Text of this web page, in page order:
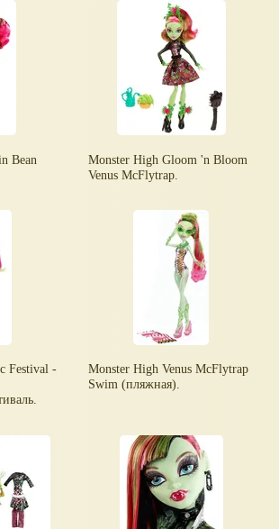
Bean
Monster High Gloom 'n Bloom
Venus McFlytrap.
Festival -
Monster High Venus McFlytrap
Swim (пляжная).